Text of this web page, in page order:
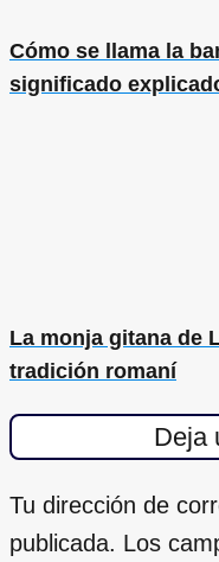
Cómo se llama la
significado
La monja gitana de
tradición romaní
Deja
Tu dirección de
publicada. Los